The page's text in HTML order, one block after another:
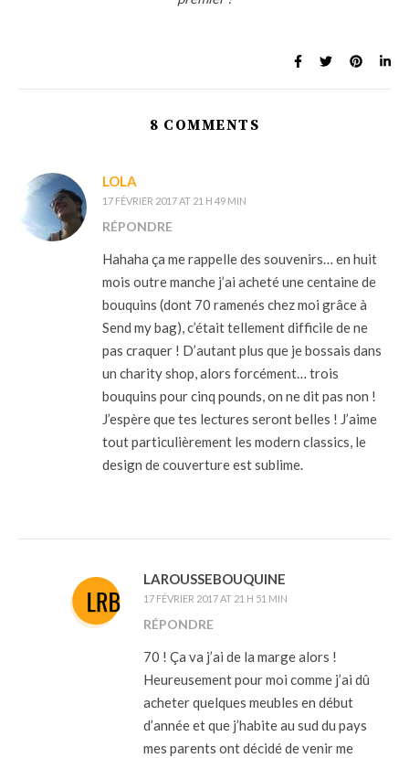
8 COMMENTS
LOLA
17 FÉVRIER 2017 AT 21 H 49 MIN
RÉPONDRE
Hahaha ça me rappelle des souvenirs… en huit
mois outre manche j’ai acheté une centaine de
bouquins (dont 70 ramenés chez moi grâce à
Send my bag), c’était tellement difficile de ne
pas craquer ! D’autant plus que je bossais dans
un charity shop, alors forcément… trois
bouquins pour cinq pounds, on ne dit pas non !
J’espère que tes lectures seront belles ! J’aime
tout particulièrement les modern classics, le
design de couverture est sublime.
LAROUSSEBOUQUINE
17 FÉVRIER 2017 AT 21 H 51 MIN
RÉPONDRE
70 ! Ça va j’ai de la marge alors !
Heureusement pour moi comme j’ai dû
acheter quelques meubles en début
d’année et que j’habite au sud du pays
mes parents ont décidé de venir me